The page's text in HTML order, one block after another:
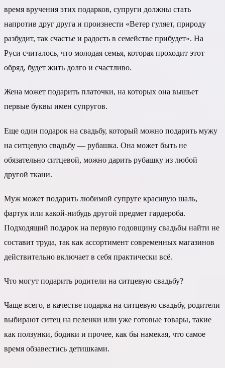
время вручения этих подарков, супруги должны стать
напротив друг друга и произнести «Ветер гуляет, природу
разбудит, так счастье и радость в семействе прибудет». На
Руси считалось, что молодая семья, которая проходит этот
обряд, будет жить долго и счастливо.
Жена может подарить платочки, на которых она вышьет
первые буквы имен супругов.
Еще один подарок на свадьбу, который можно подарить мужу
на ситцевую свадьбу — рубашка. Она может быть не
обязательно ситцевой, можно дарить рубашку из любой
другой ткани.
Муж может подарить любимой супруге красивую шаль,
фартук или какой-нибудь другой предмет гардероба.
Подходящий подарок на первую годовщину свадьбы найти не
составит труда, так как ассортимент современных магазинов
действительно включает в себя практически всё.
Что могут подарить родители на ситцевую свадьбу?
Чаще всего, в качестве подарка на ситцевую свадьбу, родители
выбирают ситец на пеленки или уже готовые товары, такие
как ползунки, бодики и прочее, как бы намекая, что самое
время обзавестись детишками.